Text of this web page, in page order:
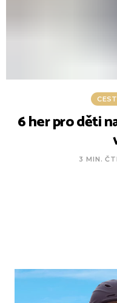
6 her pro děti
3 MIN.